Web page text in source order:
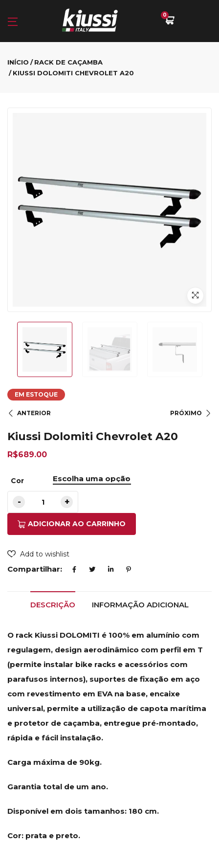
0
INÍCIO
RACK DE CAÇAMBA
KIUSSI DOLOMITI CHEVROLET A20
EM ESTOQUE
ANTERIOR PRÓXIMO
Kiussi Dolomiti Chevrolet A20
R$689.00
Cor
ADICIONAR AO CARRINHO
Add to wishlist
Compartilhar:
DESCRIÇÃO INFORMAÇÃO ADICIONAL
O rack Kiussi DOLOMITI é 100% em alumínio com
regulagem, design aerodinâmico com perfil em T
(permite instalar bike racks e acessórios com
parafusos internos), suportes de fixação em aço
com revestimento em EVA na base, encaixe
universal, permite a utilização de capota marítima
e protetor de caçamba, entregue pré-montado,
rápida e fácil instalação.
Carga máxima de 90kg.
Garantia total de um ano.
Disponível em dois tamanhos: 180 cm.
Cor: prata e preto.